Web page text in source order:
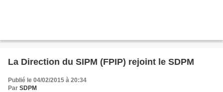
La Direction du SIPM (FPIP) rejoint le SDPM
Publié le 04/02/2015 à 20:34
Par SDPM